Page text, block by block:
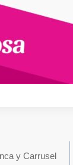
y Carrusel